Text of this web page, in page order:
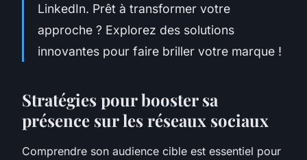
LinkedIn. Prêt à transformer votre
approche ? Explorez des solutions
innovantes pour faire briller votre marque !
Stratégies pour booster sa
présence sur les réseaux sociaux
Comprendre son audience cible est essentiel pour